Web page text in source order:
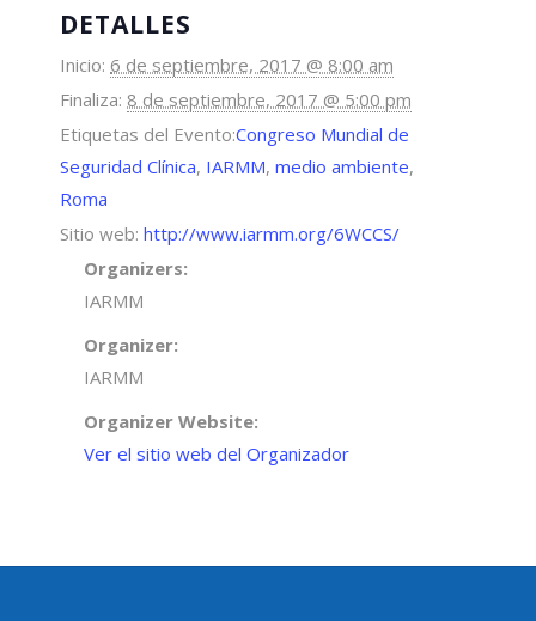
DETALLES
Inicio: 6 de septiembre, 2017 @ 8:00 am
Finaliza: 8 de septiembre, 2017 @ 5:00 pm
Etiquetas del Evento:Congreso Mundial de
Seguridad Clínica, IARMM, medio ambiente,
Roma
Sitio web: http://www.iarmm.org/6WCCS/
Organizers:
IARMM
Organizer:
IARMM
Organizer Website:
Ver el sitio web del Organizador